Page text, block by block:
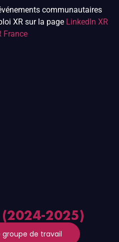
communautaires
XR sur la page LinkedIn XR
France
2025)
de travail